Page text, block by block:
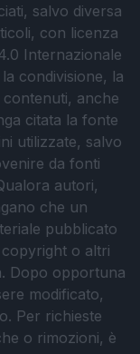
salvo diversa
con licenza
Internazionale
condivisione, la
anche
citata la fonte
utilizzate, salvo
da fonti
autori,
che un
pubblicato
o altri
Dopo opportuna
modificato,
Per richieste
o rimozioni, è